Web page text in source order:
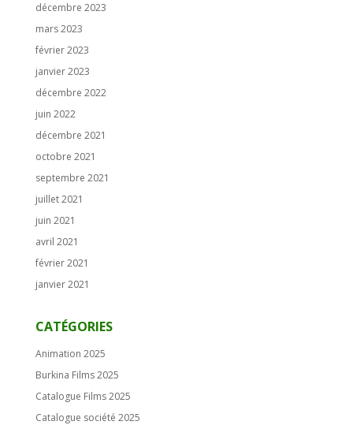
décembre 2023
mars 2023
février 2023
janvier 2023
décembre 2022
juin 2022
décembre 2021
octobre 2021
septembre 2021
juillet 2021
juin 2021
avril 2021
février 2021
janvier 2021
CATÉGORIES
Animation 2025
Burkina Films 2025
Catalogue Films 2025
Catalogue société 2025